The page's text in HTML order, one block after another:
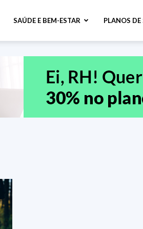
SAÚDE E BEM-ESTAR PLANOS DE